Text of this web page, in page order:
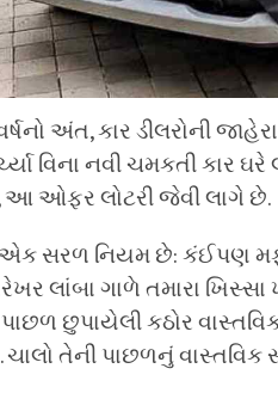
અંત, કાર ડીલરોની
વિના નવી ચમકતી કાર
આ ઓફર લોટરી જેવી લાગે છે.
એક સરળ નિયમ છે: કંઈપણ
લાંબા ગાળે તમારા
છુપાયેલી કઠોર
તેની પાછળનું વાસ્તવિક